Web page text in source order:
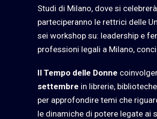
Studi di Milano, dove si
parteciperanno le rettrici delle
sei workshop su: leadership e
professioni legali a Milano,
Il Tempo delle Donne
settembre in librerie,
per approfondire temi che
le dinamiche di potere legate ai